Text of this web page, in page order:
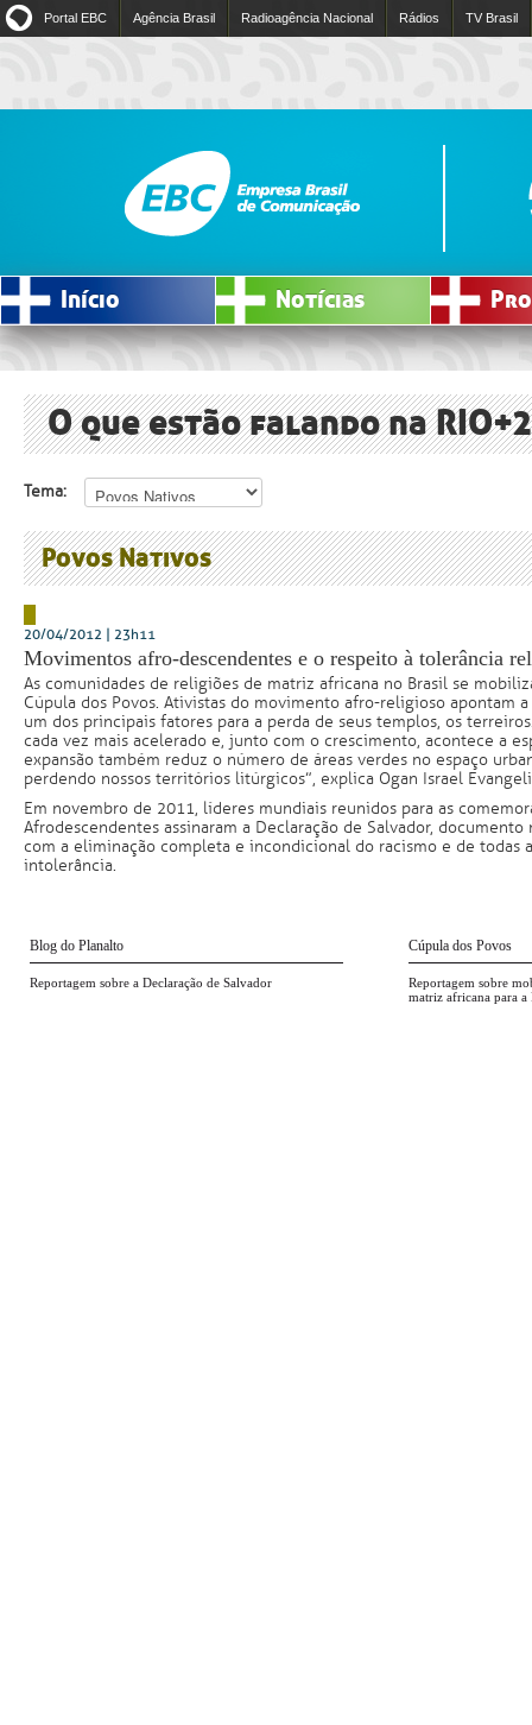
Portal EBC Agência Brasil Radioagência Nacional Rádios TV Brasil
Início Notícias
O que estão falando na
Tema:
Povos Nativos
20/04/2012 | 23h11
Movimentos afro-descendentes e o respeito à tolerância
As comunidades de religiões de matriz africana no Brasil se
Cúpula dos Povos. Ativistas do movimento afro-religioso apontam
um dos principais fatores para a perda de seus templos, os
cada vez mais acelerado e, junto com o crescimento, acontece a
expansão também reduz o número de áreas verdes no espaço
perdendo nossos territórios litúrgicos”, explica Ogan Israel
Em novembro de 2011, líderes mundiais reunidos para as
Afrodescendentes assinaram a Declaração de Salvador,
com a eliminação completa e incondicional do racismo e de todas
intolerância.
Blog do Planalto
Reportagem sobre a Declaração de Salvador
Cúpula dos Povos
Reportagem sobre
matriz africana para a